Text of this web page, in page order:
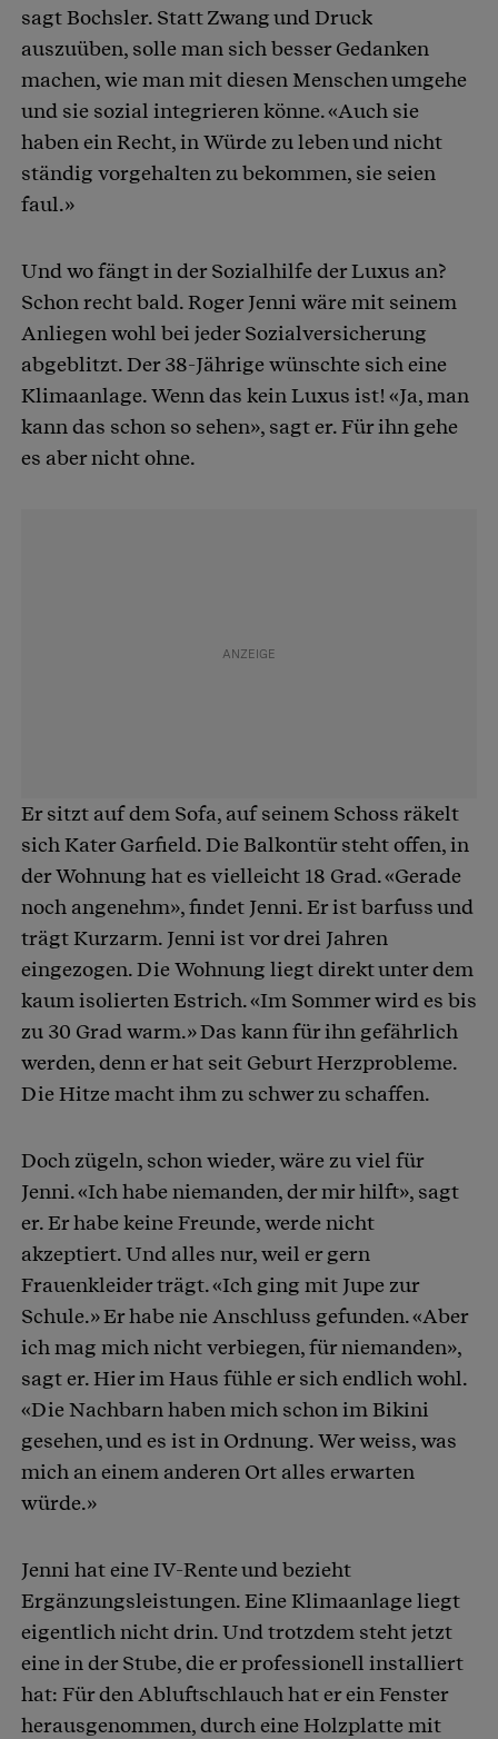
sagt Bochsler. Statt Zwang und Druck
auszuüben, solle man sich besser Gedanken
machen, wie man mit diesen Menschen umgehe
und sie sozial integrieren könne. «Auch sie
haben ein Recht, in Würde zu leben und nicht
ständig vorgehalten zu bekommen, sie seien
faul.»
Und wo fängt in der Sozialhilfe der Luxus an?
Schon recht bald. Roger Jenni wäre mit seinem
Anliegen wohl bei jeder Sozialversicherung
abgeblitzt. Der 38-Jährige wünschte sich eine
Klimaanlage. Wenn das kein Luxus ist! «Ja, man
kann das schon so sehen», sagt er. Für ihn gehe
es aber nicht ohne.
Er sitzt auf dem Sofa, auf seinem Schoss räkelt
sich Kater Garfield. Die Balkontür steht offen, in
der Wohnung hat es vielleicht 18 Grad. «Gerade
noch angenehm», findet Jenni. Er ist barfuss und
trägt Kurzarm. Jenni ist vor drei Jahren
eingezogen. Die Wohnung liegt direkt unter dem
kaum isolierten Estrich. «Im Sommer wird es bis
zu 30 Grad warm.» Das kann für ihn gefährlich
werden, denn er hat seit Geburt Herzprobleme.
Die Hitze macht ihm zu schwer zu schaffen.
Doch zügeln, schon wieder, wäre zu viel für
Jenni. «Ich habe niemanden, der mir hilft», sagt
er. Er habe keine Freunde, werde nicht
akzeptiert. Und alles nur, weil er gern
Frauenkleider trägt. «Ich ging mit Jupe zur
Schule.» Er habe nie Anschluss gefunden. «Aber
ich mag mich nicht verbiegen, für niemanden»,
sagt er. Hier im Haus fühle er sich endlich wohl.
«Die Nachbarn haben mich schon im Bikini
gesehen, und es ist in Ordnung. Wer weiss, was
mich an einem anderen Ort alles erwarten
würde.»
Jenni hat eine IV-Rente und bezieht
Ergänzungsleistungen. Eine Klimaanlage liegt
eigentlich nicht drin. Und trotzdem steht jetzt
eine in der Stube, die er professionell installiert
hat: Für den Abluftschlauch hat er ein Fenster
herausgenommen, durch eine Holzplatte mit